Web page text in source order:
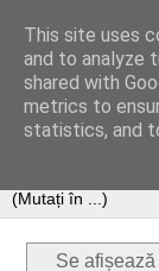
Se
This site uses
and to analyze
shared with
metrics to
statistics, and